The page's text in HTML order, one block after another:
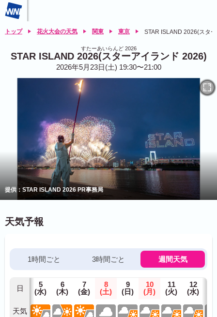
トップ 花火大会の天気 関東 東京 STAR ISLAND 2026(スタ
すたーあいらんど 2026
STAR ISLAND 2026(スターアイランド 2026)
2026年5月23日(土) 19:30〜21:00
提供：STAR ISLAND 2026 PR事務局
天気予報
1時間ごと 3時間ごと 週間天気
日
天気
5
(水)
6
(木)
7
(金)
8
(土)
9
(日)
10
(月)
11
(火)
12
(水)